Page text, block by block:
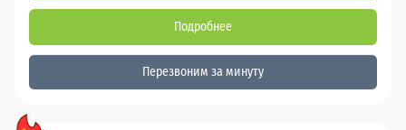
Подробнее
Перезвоним за минуту